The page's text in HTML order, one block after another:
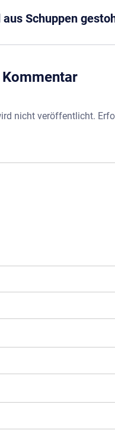
Schuppen
nicht veröffentlicht.